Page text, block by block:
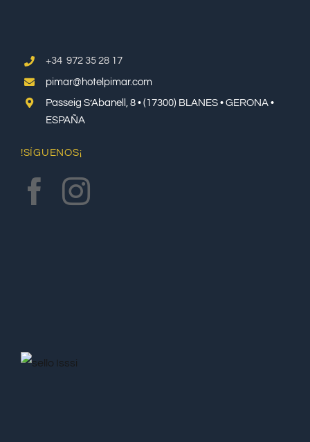
+34 972 35 28 17
pimar@hotelpimar.com
Passeig S’Abanell, 8 • (17300) BLANES • GERONA •
ESPAÑA
!SÍGUENOS¡